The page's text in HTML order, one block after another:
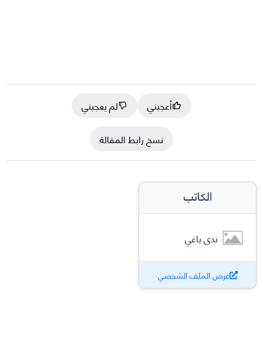
أعجبني
لم يعجبني
نسخ رابط المقالة
الكاتب
ندى ياغي
عرض الملف الشخصي